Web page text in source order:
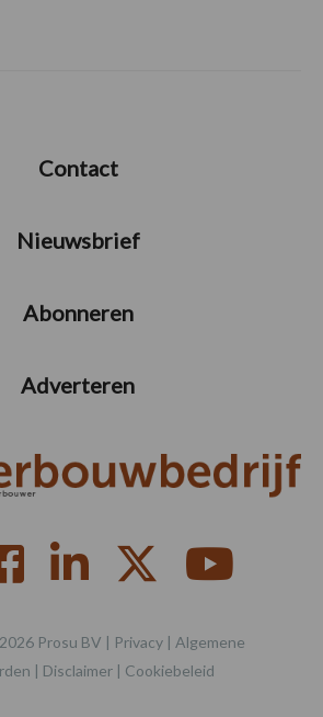
Contact
Nieuwsbrief
Abonneren
Adverteren
Prosu BV | Privacy | Algemene
| Disclaimer | Cookiebeleid